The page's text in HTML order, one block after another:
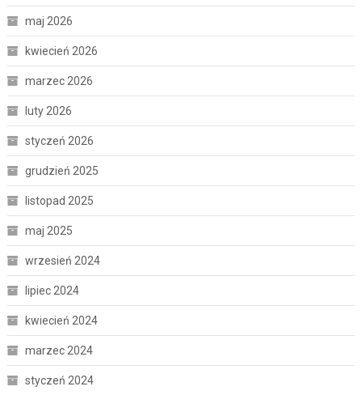
maj 2026
kwiecień 2026
marzec 2026
luty 2026
styczeń 2026
grudzień 2025
listopad 2025
maj 2025
wrzesień 2024
lipiec 2024
kwiecień 2024
marzec 2024
styczeń 2024